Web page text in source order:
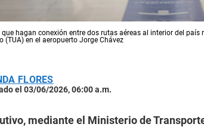
que hagan conexión entre dos rutas aéreas al interior del país
(TUA) en el aeropuerto Jorge Chávez
FLORES
el 03/06/2026, 06:00 a.m.
mediante el Ministerio de